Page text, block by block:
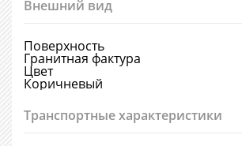
Внешний вид
Поверхность
Гранитная фактура
Цвет
Коричневый
Транспортные характеристики